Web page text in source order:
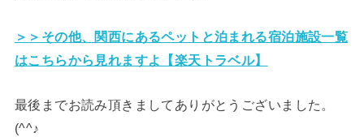
＞＞その他、関西にあるペットと泊まれる宿泊施設一覧
はこちらから見れますよ【楽天トラベル】
最後までお読み頂きましてありがとうございました。
(^^♪